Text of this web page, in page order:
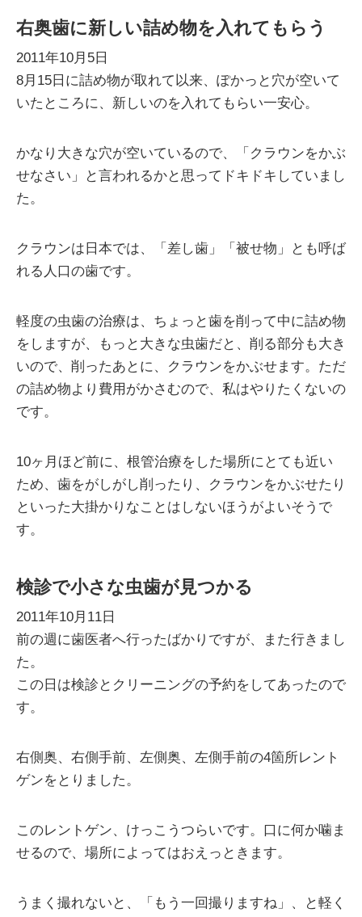
右奥歯に新しい詰め物を入れてもらう
2011年10月5日
8月15日に詰め物が取れて以来、ぽかっと穴が空いて
いたところに、新しいのを入れてもらい一安心。
かなり大きな穴が空いているので、「クラウンをかぶ
せなさい」と言われるかと思ってドキドキしていまし
た。
クラウンは日本では、「差し歯」「被せ物」とも呼ば
れる人口の歯です。
軽度の虫歯の治療は、ちょっと歯を削って中に詰め物
をしますが、もっと大きな虫歯だと、削る部分も大き
いので、削ったあとに、クラウンをかぶせます。ただ
の詰め物より費用がかさむので、私はやりたくないの
です。
10ヶ月ほど前に、根管治療をした場所にとても近い
ため、歯をがしがし削ったり、クラウンをかぶせたり
といった大掛かりなことはしないほうがよいそうで
す。
検診で小さな虫歯が見つかる
2011年10月11日
前の週に歯医者へ行ったばかりですが、また行きまし
た。
この日は検診とクリーニングの予約をしてあったので
す。
右側奥、右側手前、左側奥、左側手前の4箇所レント
ゲンをとりました。
このレントゲン、けっこうつらいです。口に何か噛ま
せるので、場所によってはおえっときます。
うまく撮れないと、「もう一回撮りますね」、と軽く